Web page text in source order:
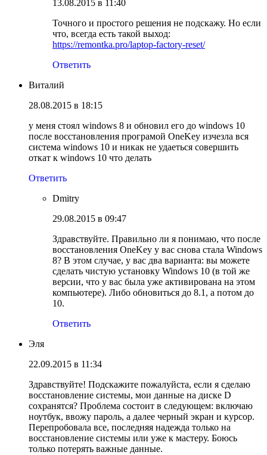
13.08.2015 в 11:40
Точного и простого решения не подскажу. Но если
что, всегда есть такой выход:
https://remontka.pro/laptop-factory-reset/
Ответить
Виталий
28.08.2015 в 18:15
у меня стоял windows 8 и обновил его до windows 10
после восстановления програмой OneKey изчезла вся
система windows 10 и никак не удаеться совершить
откат к windows 10 что делать
Ответить
Dmitry
29.08.2015 в 09:47
Здравствуйте. Правильно ли я понимаю, что после
восстановления OneKey у вас снова стала Windows
8? В этом случае, у вас два варианта: вы можете
сделать чистую установку Windows 10 (в той же
версии, что у вас была уже активирована на этом
компьютере). Либо обновиться до 8.1, а потом до
10.
Ответить
Эля
22.09.2015 в 11:34
Здравствуйте! Подскажите пожалуйста, если я сделаю
восстановление системы, мои данные на диске D
сохранятся? Проблема состоит в следующем: включаю
ноутбук, ввожу пароль, а далее черный экран и курсор.
Перепробовала все, последняя надежда только на
восстановление системы или уже к мастеру. Боюсь
только потерять важные данные.